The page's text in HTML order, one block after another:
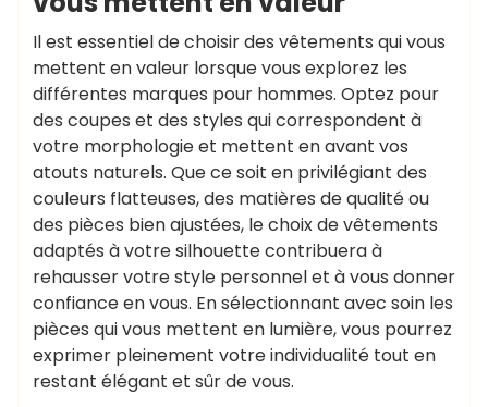
Il est essentiel de choisir des vêtements qui vous
mettent en valeur lorsque vous explorez les
différentes marques pour hommes. Optez pour
des coupes et des styles qui correspondent à
votre morphologie et mettent en avant vos
atouts naturels. Que ce soit en privilégiant des
couleurs flatteuses, des matières de qualité ou
des pièces bien ajustées, le choix de vêtements
adaptés à votre silhouette contribuera à
rehausser votre style personnel et à vous donner
confiance en vous. En sélectionnant avec soin les
pièces qui vous mettent en lumière, vous pourrez
exprimer pleinement votre individualité tout en
restant élégant et sûr de vous.